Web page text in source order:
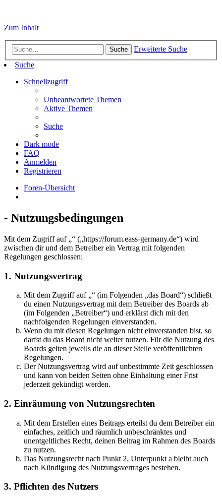
Zum Inhalt
Suche
Erweiterte Suche
Suche
Schnellzugriff
Unbeantwortete Themen
Aktive Themen
Suche
Dark mode
FAQ
Anmelden
Registrieren
Foren-Übersicht
- Nutzungsbedingungen
Mit dem Zugriff auf „“ („https://forum.eass-germany.de“) wird
zwischen dir und dem Betreiber ein Vertrag mit folgenden
Regelungen geschlossen:
1. Nutzungsvertrag
Mit dem Zugriff auf „“ (im Folgenden „das Board“) schließt
du einen Nutzungsvertrag mit dem Betreiber des Boards ab
(im Folgenden „Betreiber“) und erklärst dich mit den
nachfolgenden Regelungen einverstanden.
Wenn du mit diesen Regelungen nicht einverstanden bist, so
darfst du das Board nicht weiter nutzen. Für die Nutzung des
Boards gelten jeweils die an dieser Stelle veröffentlichten
Regelungen.
Der Nutzungsvertrag wird auf unbestimmte Zeit geschlossen
und kann von beiden Seiten ohne Einhaltung einer Frist
jederzeit gekündigt werden.
2. Einräumung von Nutzungsrechten
Mit dem Erstellen eines Beitrags erteilst du dem Betreiber ein
einfaches, zeitlich und räumlich unbeschränktes und
unentgeltliches Recht, deinen Beitrag im Rahmen des Boards
zu nutzen.
Das Nutzungsrecht nach Punkt 2, Unterpunkt a bleibt auch
nach Kündigung des Nutzungsvertrages bestehen.
3. Pflichten des Nutzers